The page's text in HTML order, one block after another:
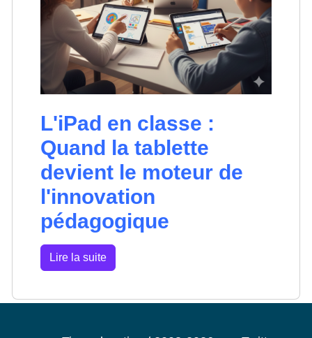
L'iPad en classe :
Quand la tablette
devient le moteur de
l'innovation
pédagogique
Lire la suite